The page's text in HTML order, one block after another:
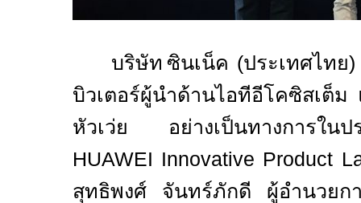
บริษัท ซินเน็ค (ประเทศไท
บิวเตอร์ผู้นำด้านไอทีอีโคซิสเต็
หัวเว่ย อย่างเป็นทางการใน
HUAWEI Innovative Product
สุทธิพงศ์ จันทร์ภักดี ผู้อำนวย